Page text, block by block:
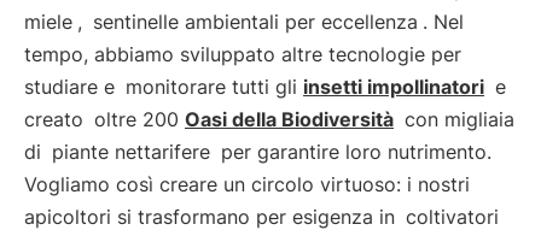
miele , sentinelle ambientali per eccellenza . Nel
tempo, abbiamo sviluppato altre tecnologie per
studiare e monitorare tutti gli insetti impollinatori e
creato oltre 200 Oasi della Biodiversità con migliaia
di piante nettarifere per garantire loro nutrimento.
Vogliamo così creare un circolo virtuoso: i nostri
apicoltori si trasformano per esigenza in coltivatori